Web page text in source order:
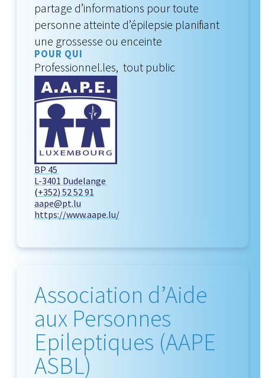
partage d’informations pour toute
personne atteinte d’épilepsie planifiant
une grossesse ou enceinte
POUR QUI
Professionnel.les, tout public
BP 45
L-3401 Dudelange
(+352) 52 52 91
aape@pt.lu
https://www.aape.lu/
Association d’Aide
aux Personnes
Epileptiques (AAPE
ASBL)